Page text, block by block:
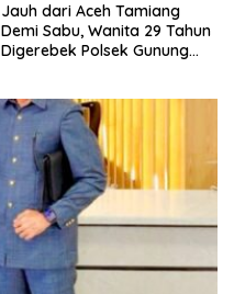
Jauh dari Aceh Tamiang
Demi Sabu, Wanita 29 Tahun
Digerebek Polsek Gunung
Tahun Warga Setempat